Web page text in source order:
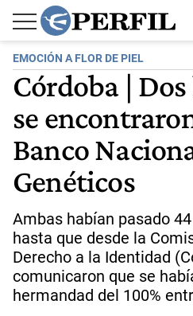
EMOCIÓN A FLOR DE PIEL
Córdoba |
se
Banco
Genéticos
Ambas habían pasado
hasta que desde la
Derecho a la Identidad
comunicaron que se
hermandad del 100%